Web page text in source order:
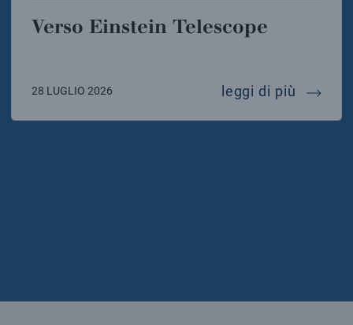
Verso Einstein Telescope
28 LUGLIO 2026 leggi di più verso